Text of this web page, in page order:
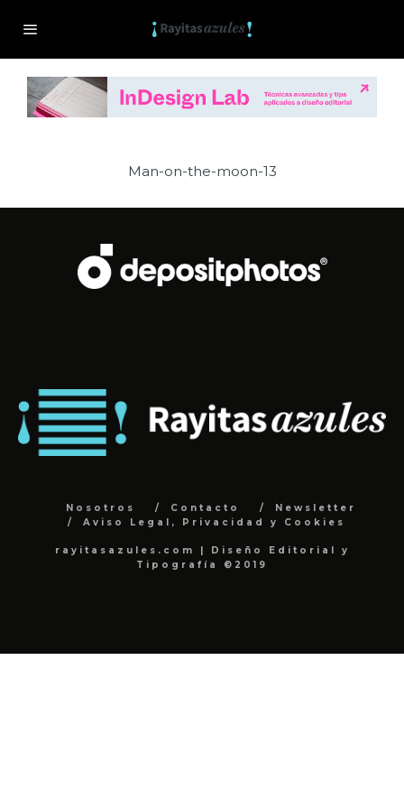
Man-on-the-moon-13
Nosotros Contacto
Newsletter
Aviso Legal, Privacidad y Cookies
rayitasazules.com | Diseño Editorial y
Tipografía ©2019